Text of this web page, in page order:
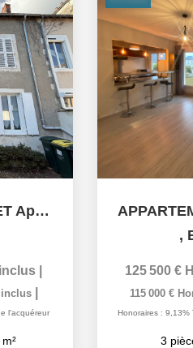
QUARTIER CHARLET Appartement Bourges 2 pièce(s)
l'acquéreur
m²
,
125 500 €
115 000 €
Honoraires : 9,13%
3